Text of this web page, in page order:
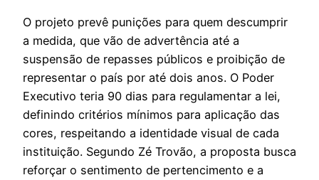
O projeto prevê punições para quem descumprir
a medida, que vão de advertência até a
suspensão de repasses públicos e proibição de
representar o país por até dois anos. O Poder
Executivo teria 90 dias para regulamentar a lei,
definindo critérios mínimos para aplicação das
cores, respeitando a identidade visual de cada
instituição. Segundo Zé Trovão, a proposta busca
reforçar o sentimento de pertencimento e a